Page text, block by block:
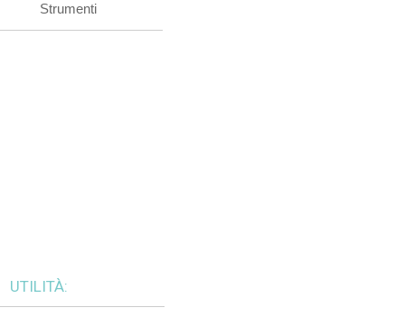
Strumenti
UTILITÀ: